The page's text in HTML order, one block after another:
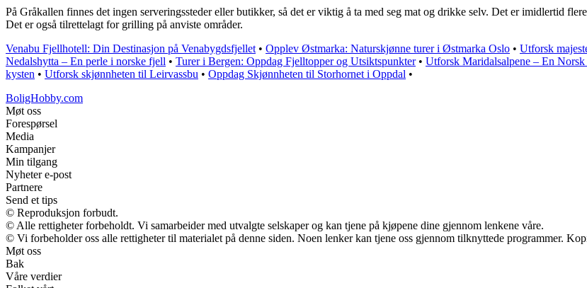
På Gråkallen finnes det ingen serveringssteder eller butikker, så det er viktig å ta med seg mat og drikke selv. Det er imidlertid
Det er også tilrettelagt for grilling på anviste områder.
Venabu Fjellhotell: Din Destinasjon på Venabygdsfjellet • Opplev Østmarka: Naturskjønne turer i Østmarka Oslo • Utforsk
Nedalshytta – En perle i norske fjell • Turer i Bergen: Oppdag Fjelltopper og Utsiktspunkter• Utforsk Maridalsalpene – En
kysten • Utforsk skjønnheten til Leirvassbu • Oppdag Skjønnheten til Storhornet i Oppdal •
BoligHobby.com
Møt oss
Forespørsel
Media
Kampanjer
Min tilgang
Nyheter e-post
Partnere
Send et tips
© Reproduksjon forbudt.
© Alle rettigheter forbeholdt. Vi samarbeider med utvalgte selskaper og kan tjene på kjøpene dine gjennom lenkene våre.
© Vi forbeholder oss alle rettigheter til materialet på denne siden. Noen lenker kan tjene oss gjennom tilknyttede programmer.
Møt oss
Bak
Våre verdier